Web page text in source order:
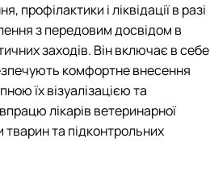
профілактики і ліквідації в разі
з передовим досвідом в
заходів. Він включає в себе
комфортне внесення
їх візуалізацією та
лікарів ветеринарної
та підконтрольних